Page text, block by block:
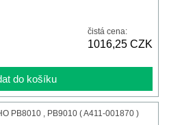
čistá cena:
1016,25 CZK
do košíku